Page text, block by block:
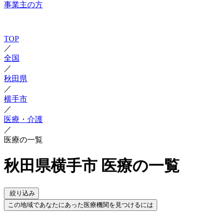
事業主の方
TOP
／
全国
／
秋田県
／
横手市
／
医療・介護
／
医療の一覧
秋田県横手市 医療の一覧
絞り込み
この地域であなたにあった医療機関を見つけるには